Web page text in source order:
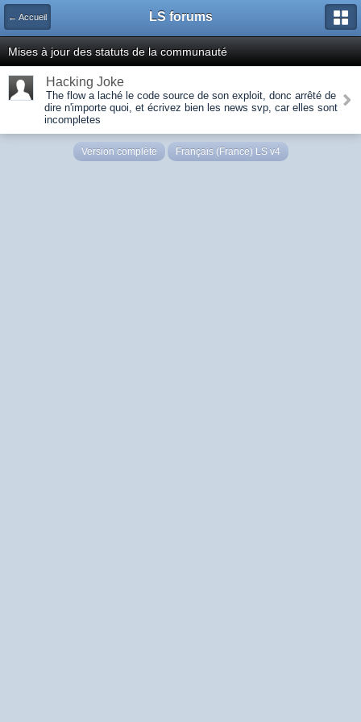
← Accueil LS forums
Mises à jour des statuts de la communauté
Hacking Joke
The flow a laché le code source de son exploit, donc arrêté de
dire n'importe quoi, et écrivez bien les news svp, car elles sont
incompletes
Version complète Français (France) LS v4